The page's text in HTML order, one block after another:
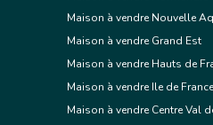
Maison à vendre Nouvelle
Maison à vendre Grand Est
Maison à vendre Hauts de
Maison à vendre Ile de France
Maison à vendre Centre Val